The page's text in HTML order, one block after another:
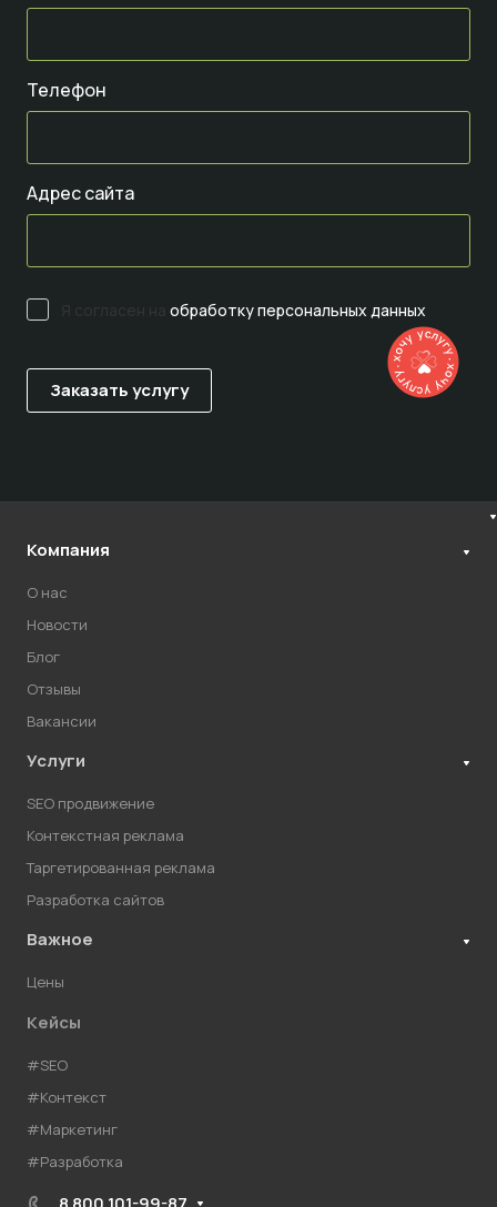
Телефон
Адрес сайта
Я согласен на обработку персональных данных
Компания
О нас
Новости
Блог
Отзывы
Вакансии
Услуги
SEO продвижение
Контекстная реклама
Таргетированная реклама
Разработка сайтов
Важное
Цены
Кейсы
#SEO
#Контекст
#Маркетинг
#Разработка